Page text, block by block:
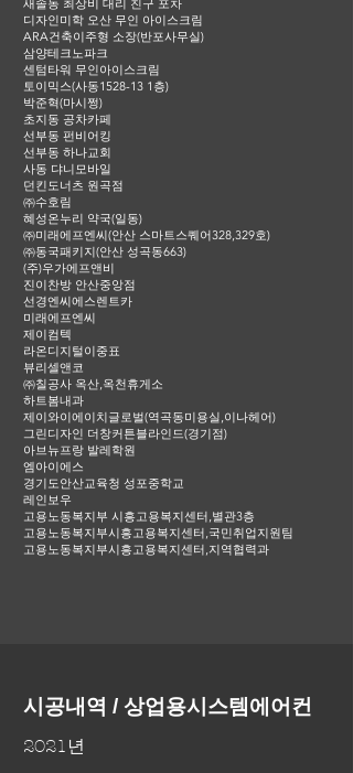
새솔동 최상비 대리 친구 포차
디자인미학 오산 무인 아이스크림
ARA건축이주형 소장(반포사무실)
삼양테크노파크
센텀타워 무인아이스크림
토이믹스(사동1528-13 1층)
박준혁(마시쩡)
초지동 공차카페
선부동 펀비어킹
선부동 하나교회
사동 댜니모바일
던킨도너츠 원곡점
㈜수호림
혜성온누리 약국(일동)
㈜미래에프엔씨(안산 스마트스퀘어328,329호)
㈜동국패키지(안산 성곡동663)
(주)우가에프앤비
진이찬방 안산중앙점
선경엔씨에스렌트카
미래에프엔씨
제이컴텍
라온디지털이중표
뷰리셀앤코
㈜칠공사 옥산,옥천휴게소
하트봄내과
제이와이에이치글로벌(역곡동미용실,이나헤어)
그린디자인 더창커튼블라인드(경기점)
아브뉴프랑 발레학원
엠아이에스
경기도안산교육청 성포중학교
레인보우
고용노동복지부 시흥고용복지센터,별관3층
고용노동복지부시흥고용복지센터,국민취업지원팀
고용노동복지부시흥고용복지센터,지역협력과
시공내역 / 상업용시스템에어컨
2021년